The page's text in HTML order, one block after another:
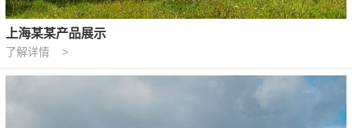
上海某某产品展示
了解详情 >